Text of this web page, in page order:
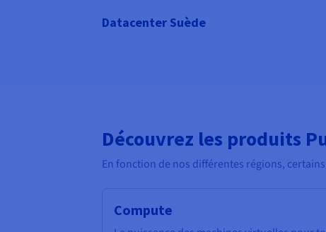
Datacenter Suède
Découvrez les produits
En fonction de nos différentes régions,
Compute